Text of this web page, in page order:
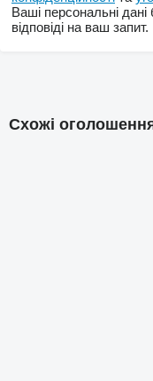
Ваші персональні
відповіді на ваш запит.
Схожі